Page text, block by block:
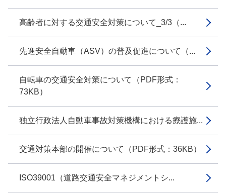
高齢者に対する交通安全対策について_3/3（...
先進安全自動車（ASV）の普及促進について（...
自転車の交通安全対策について（PDF形式：
73KB）
独立行政法人自動車事故対策機構における療護施...
交通対策本部の開催について（PDF形式：36KB）
ISO39001（道路交通安全マネジメントシ...